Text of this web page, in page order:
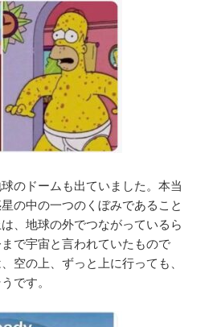
のドームも出ていました。本当
の中の一つのくぼみであること
、地球の外でつながっているら
で宇宙と言われていたもので
空の上、ずっと上に行っても、
です。